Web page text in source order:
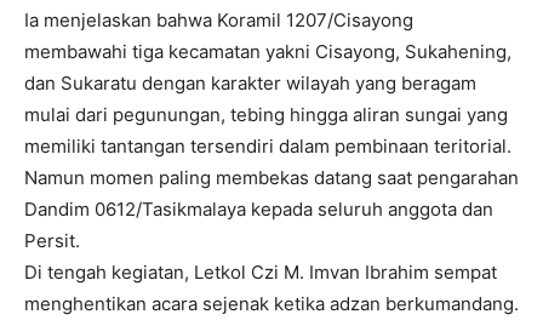
Ia menjelaskan bahwa Koramil 1207/Cisayong
membawahi tiga kecamatan yakni Cisayong, Sukahening,
dan Sukaratu dengan karakter wilayah yang beragam
mulai dari pegunungan, tebing hingga aliran sungai yang
memiliki tantangan tersendiri dalam pembinaan teritorial.
Namun momen paling membekas datang saat pengarahan
Dandim 0612/Tasikmalaya kepada seluruh anggota dan
Persit.
Di tengah kegiatan, Letkol Czi M. Imvan Ibrahim sempat
menghentikan acara sejenak ketika adzan berkumandang.